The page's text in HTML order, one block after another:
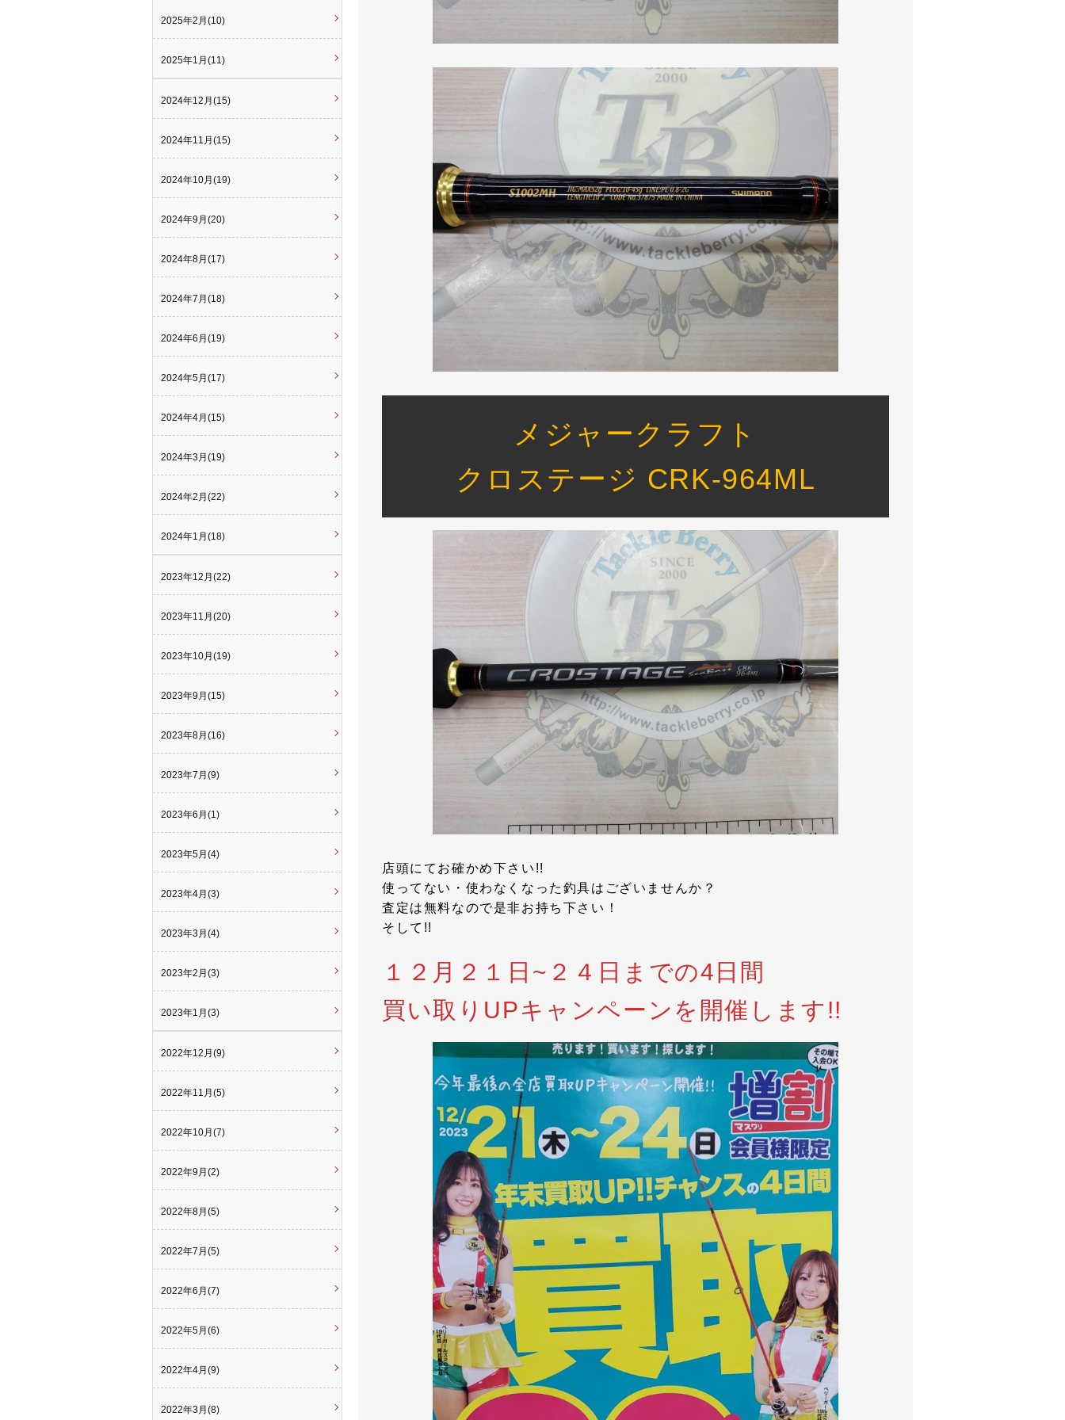
メジャークラフト
クロステージ CRK-964ML
店頭にてお確かめ下さい!!
使ってない・使わなくなった釣具はございませんか？
査定は無料なので是非お持ち下さい！
そして!!
１２月２１日~２４日までの4日間
買い取りUPキャンペーンを開催します!!
2025年2月(10)
2025年1月(11)
2024年12月(15)
2024年11月(15)
2024年10月(19)
2024年9月(20)
2024年8月(17)
2024年7月(18)
2024年6月(19)
2024年5月(17)
2024年4月(15)
2024年3月(19)
2024年2月(22)
2024年1月(18)
2023年12月(22)
2023年11月(20)
2023年10月(19)
2023年9月(15)
2023年8月(16)
2023年7月(9)
2023年6月(1)
2023年5月(4)
2023年4月(3)
2023年3月(4)
2023年2月(3)
2023年1月(3)
2022年12月(9)
2022年11月(5)
2022年10月(7)
2022年9月(2)
2022年8月(5)
2022年7月(5)
2022年6月(7)
2022年5月(6)
2022年4月(9)
2022年3月(8)